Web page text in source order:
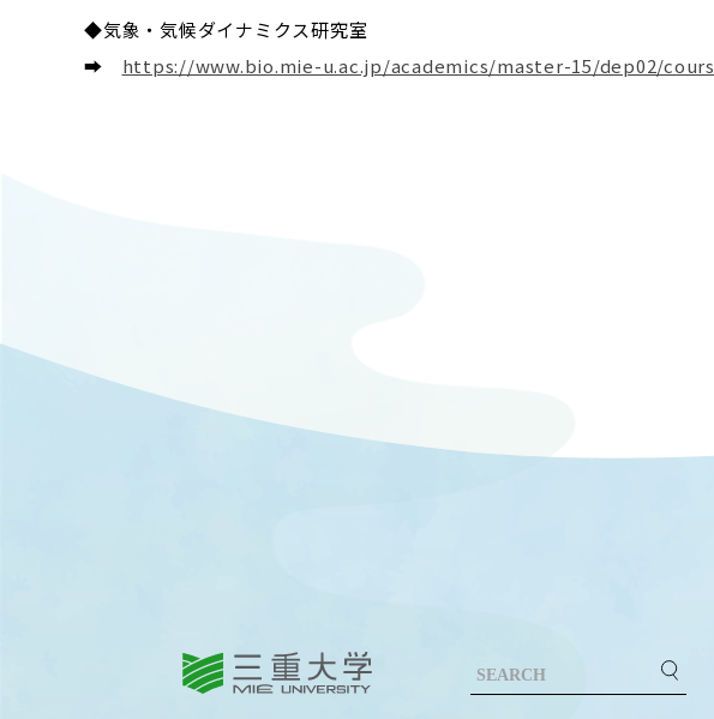
◆気象・気候ダイナミクス研究室
➡ https://www.bio.mie-u.ac.jp/academics/master-15/dep02/